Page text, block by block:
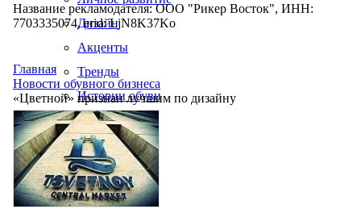
Дизайн
Акценты
Тренды
Истории обуви
Производство
Название рекламодателя: ООО "Рикер Восток", ИНН:
7703335074, erid: LjN8K37Ko
Главная
Новости обувного бизнеса
«Цветной» признан лучшим по дизайну